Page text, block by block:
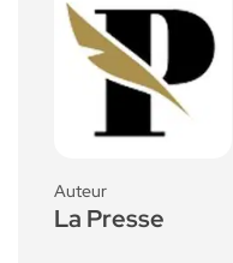
Auteur
La Presse